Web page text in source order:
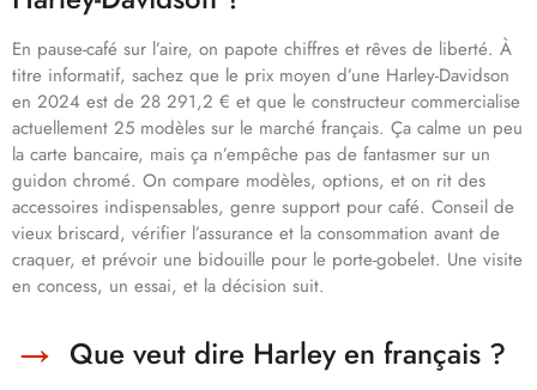
En pause-café sur l’aire, on papote chiffres et rêves de liberté. À
titre informatif, sachez que le prix moyen d’une Harley-Davidson
en 2024 est de 28 291,2 € et que le constructeur commercialise
actuellement 25 modèles sur le marché français. Ça calme un peu
la carte bancaire, mais ça n’empêche pas de fantasmer sur un
guidon chromé. On compare modèles, options, et on rit des
accessoires indispensables, genre support pour café. Conseil de
vieux briscard, vérifier l’assurance et la consommation avant de
craquer, et prévoir une bidouille pour le porte-gobelet. Une visite
en concess, un essai, et la décision suit.
Que veut dire Harley en français ?